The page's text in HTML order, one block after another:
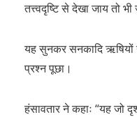
तत्त्वदृष्टि से देखा जाय तो
यह सुनकर सनकादि ऋषियों
प्रश्न पूछा।
हंसावतार ने कहाः “यह जो